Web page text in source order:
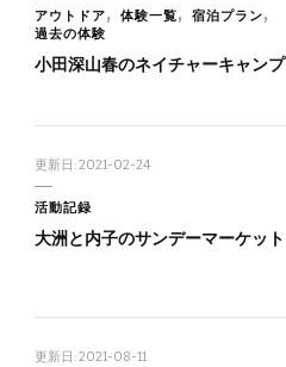
アウトドア 体験一覧
宿泊プラン
過去の体験
小田深山春のネイチャーキャンプ
更新日:2021-02-24
活動記録
大洲と内子のサンデーマーケット
更新日:2021-08-11